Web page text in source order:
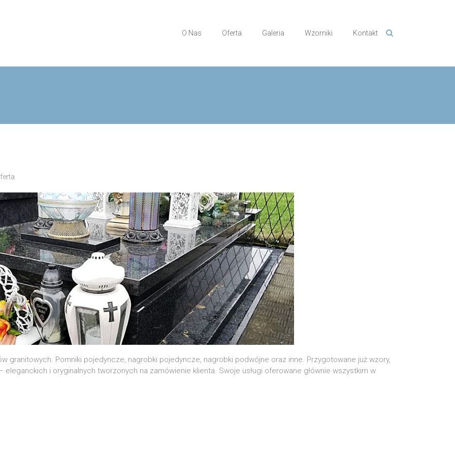
O Nas Oferta Galeria Wzorniki Kontakt
granitowych. Pomniki pojedyncze, nagrobki pojedyncze, nagrobki podwójne oraz inne. Przygotowane już wzory,
i oryginalnych tworzonych na zamówienie klienta. Swoje usługi oferowane głównie wszystkim w